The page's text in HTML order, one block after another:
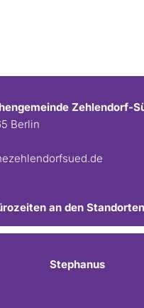
Zehlendorf-
Berlin
an den
Stephanus